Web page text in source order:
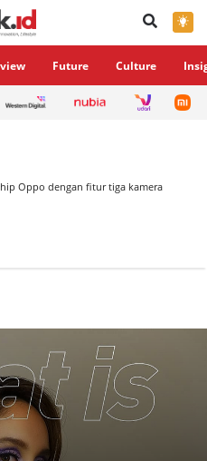
×
Future Culture
Oppo dengan fitur tiga kamera